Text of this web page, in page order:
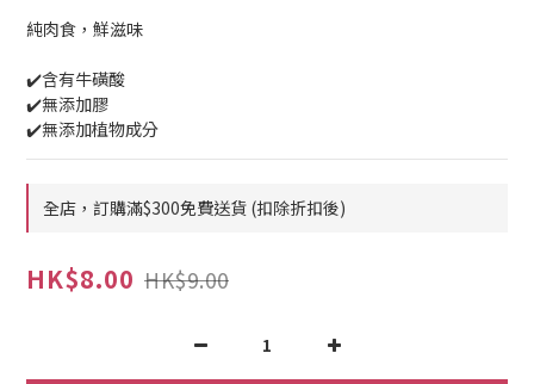
純肉食，鮮滋味
✔️含有牛磺酸
✔️無添加膠
✔️無添加植物成分
全店，訂購滿$300免費送貨 (扣除折扣後)
HK$8.00 HK$9.00